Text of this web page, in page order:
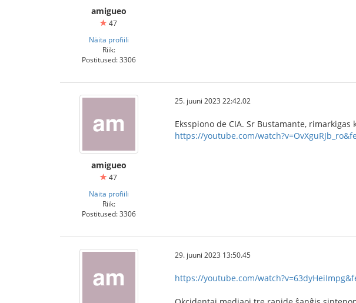
amigueo
47
Näita profiili
Riik:
Postitused: 3306
amigueo
47
Näita profiili
Riik:
Postitused: 3306
25. juuni 2023 22:42.02
Eksspiono de CIA. Sr Bustamante,
https://youtube.com/
29. juuni 2023 13:50.45
https://youtube.com/